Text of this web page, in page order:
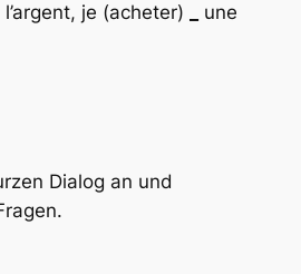
l’argent, je (acheter)
une
Dialog an und